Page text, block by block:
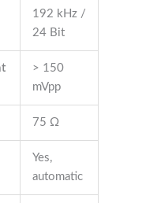
192 kHz /
24 Bit
> 150
mVpp
75 Ω
Yes,
automatic